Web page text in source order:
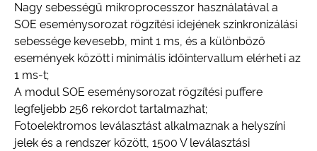
Nagy sebességű mikroprocesszor használatával a
SOE eseménysorozat rögzítési idejének szinkronizálási
sebessége kevesebb, mint 1 ms, és a különböző
események közötti minimális időintervallum elérheti az
1 ms-t;
A modul SOE eseménysorozat rögzítési puffere
legfeljebb 256 rekordot tartalmazhat;
Fotoelektromos leválasztást alkalmaznak a helyszíni
jelek és a rendszer között, 1500 V leválasztási